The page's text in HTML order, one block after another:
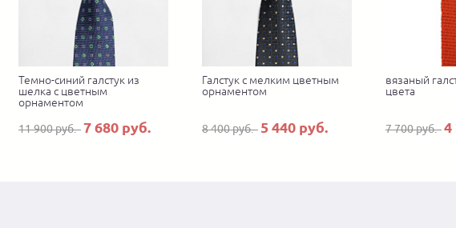
Темно-синий галстук из
шелка с цветным
орнаментом
11 900 руб.7 680 руб.
Галстук с мелким цветным
орнаментом
8 400 руб. 5 440 руб.
вязаный
цвета
7 700 руб.4